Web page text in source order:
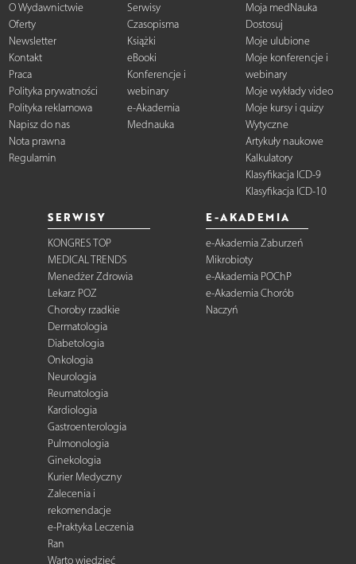
O Wydawnictwie
Oferty
Newsletter
Kontakt
Praca
Polityka prywatności
Polityka reklamowa
Napisz do nas
Nota prawna
Regulamin
Serwisy
Czasopisma
Książki
eBooki
Konferencje i
webinary
e-Akademia
Mednauka
Moja medNauka
Dostosuj
Moje ulubione
Moje konferencje i
webinary
Moje wykłady video
Moje kursy i quizy
Wytyczne
Artykuły naukowe
Kalkulatory
Klasyfikacja ICD-9
Klasyfikacja ICD-10
SERWISY
KONGRES TOP
MEDICAL TRENDS
Menedżer Zdrowia
Lekarz POZ
Choroby rzadkie
Dermatologia
Diabetologia
Onkologia
Neurologia
Reumatologia
Kardiologia
Gastroenterologia
Pulmonologia
Ginekologia
Kurier Medyczny
Zalecenia i
rekomendacje
e-Praktyka Leczenia
Ran
Warto wiedzieć
E-AKADEMIA
e-Akademia Zaburzeń
Mikrobioty
e-Akademia POChP
e-Akademia Chorób
Naczyń